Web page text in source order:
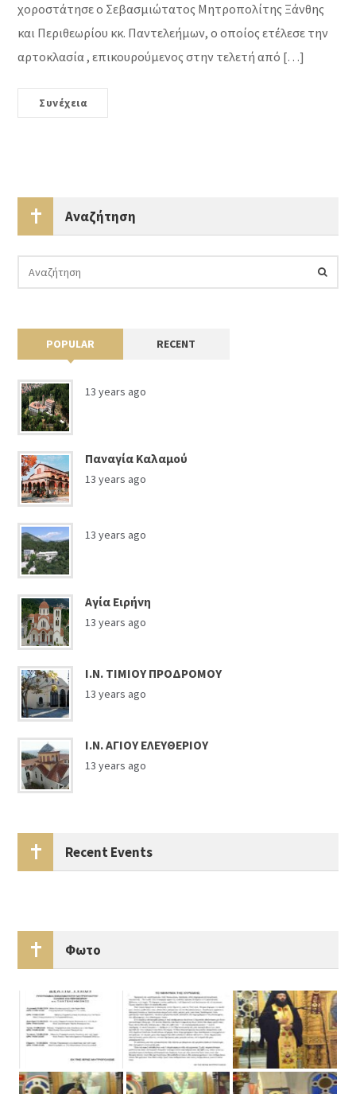
χοροστάτησε ο Σεβασμιώτατος Μητροπολίτης Ξάνθης
και Περιθεωρίου κκ. Παντελεήμων, ο οποίος ετέλεσε την
αρτοκλασία , επικουρούμενος στην τελετή από […]
Συνέχεια
Αναζήτηση
POPULAR RECENT
13 years ago
Παναγία Καλαμού
13 years ago
13 years ago
Αγία Ειρήνη
13 years ago
Ι.Ν. ΤΙΜΙΟΥ ΠΡΟΔΡΟΜΟΥ
13 years ago
Ι.Ν. ΑΓΙΟΥ ΕΛΕΥΘΕΡΙΟΥ
13 years ago
Recent Events
Φωτο